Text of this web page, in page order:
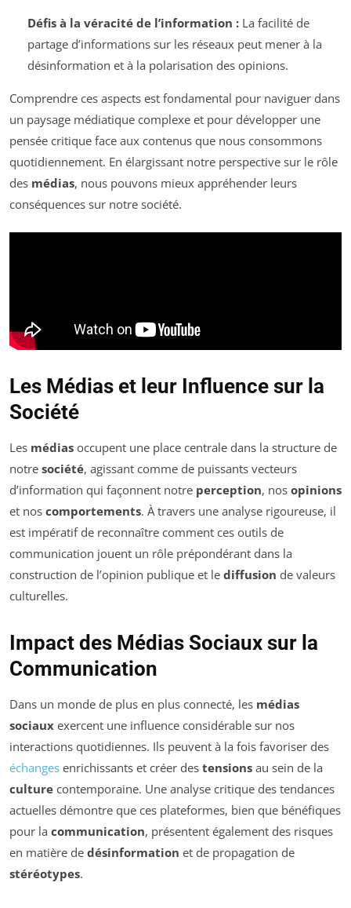
Défis à la véracité de l’information :La facilité de
partage d’informations sur les réseaux peut mener à la
désinformation et à la polarisation des opinions.
Comprendre ces aspects est fondamental pour naviguer dans
un paysage médiatique complexe et pour développer une
pensée critique face aux contenus que nous consommons
quotidiennement. En élargissant notre perspective sur le rôle
des médias, nous pouvons mieux appréhender leurs
conséquences sur notre société.
Les Médias et leur Influence sur la
Société
Les médias occupent une place centrale dans la structure de
notre société, agissant comme de puissants vecteurs
d’information qui façonnent notre perception, nos opinions
et nos comportements. À travers une analyse rigoureuse, il
est impératif de reconnaître comment ces outils de
communication jouent un rôle prépondérant dans la
construction de l’opinion publique et le diffusion de valeurs
culturelles.
Impact des Médias Sociaux sur la
Communication
Dans un monde de plus en plus connecté, les médias
sociaux exercent une influence considérable sur nos
interactions quotidiennes. Ils peuvent à la fois favoriser des
échanges enrichissants et créer des tensions au sein de la
culture contemporaine. Une analyse critique des tendances
actuelles démontre que ces plateformes, bien que bénéfiques
pour la communication, présentent également des risques
en matière de désinformation et de propagation de
stéréotypes.